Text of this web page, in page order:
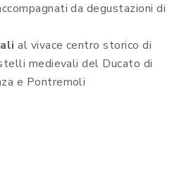
da degustazioni di
al vivace centro storico di
medievali del Ducato di
e Pontremoli